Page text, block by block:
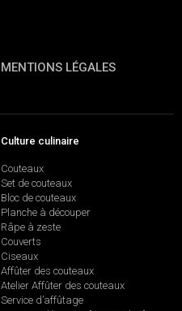
LÉGALES
Culture culinaire
Couteaux
Set de couteaux
Bloc de couteaux
Planche à découper
Râpe à zeste
Couverts
Ciseaux
Affûter des couteaux
Atelier Affûter des couteaux
Service d’affûtage